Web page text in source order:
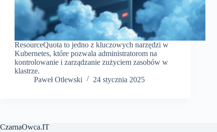
ResourceQuota to jedno z kluczowych narzędzi w
Kubernetes, które pozwala administratorom na
kontrolowanie i zarządzanie zużyciem zasobów w
klastrze.
Paweł Otlewski
24 stycznia 2025
CzarnaOwca.IT